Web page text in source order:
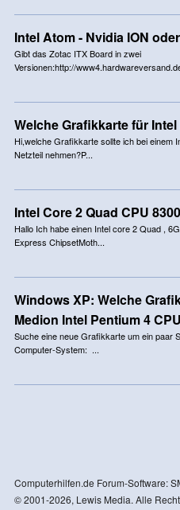
Intel Atom - Nvidia ION
Gibt das Zotac ITX Board in zwei
Versionen:http://
Welche Grafikkarte für Intel
Hi,welche Grafikkarte sollte ich bei einem
Netzteil nehmen?P...
Intel Core 2 Quad CPU
Hallo Ich habe einen Intel core 2 Quad ,
Express ChipsetMoth...
Windows XP: Welche
Medion Intel Pentium 4
Suche eine neue Grafikkarte um ein paar
Computer-System: ...
Computerhilfen.de Forum-Software:
© 2001-2026, Lewis Media. Alle